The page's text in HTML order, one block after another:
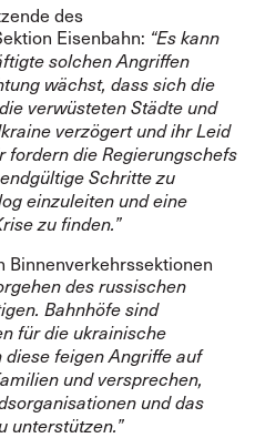
des
Eisenbahn: “Es kann
solchen Angriffen
wächst, dass sich die
verwüsteten Städte und
verzögert und ihr Leid
die Regierungschefs
Schritte zu
einzuleiten und eine
zu finden.”
Binnenverkehrssektionen
des russischen
Bahnhöfe sind
für die ukrainische
feigen Angriffe auf
und versprechen,
und das
unterstützen.”